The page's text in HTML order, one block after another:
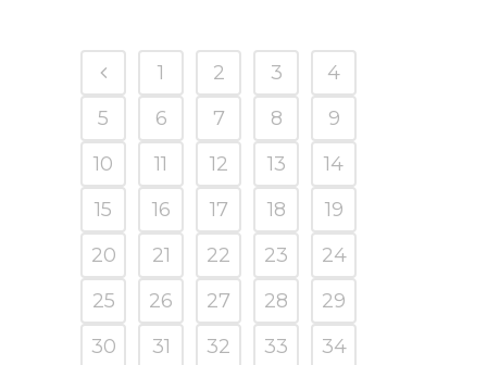
1 2 3
4
5
6 7 8
9
10
11 12 13
14
15
16 17 18
19
20
21 22 23
24
25
26 27 28
29
30
31 32 33
34